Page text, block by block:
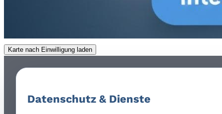
Karte nach Einwilligung laden
Datenschutz & Dienste